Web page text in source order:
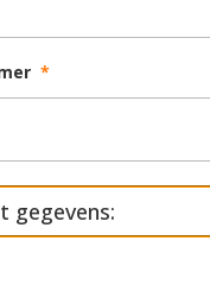
*
gegevens: